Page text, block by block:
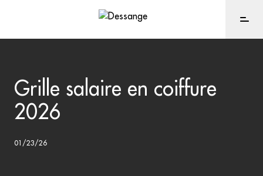
Grille salaire en coiffure
2026
01/23/26